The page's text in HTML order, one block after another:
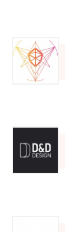
MR.DOORS
NATUZZI
RENDE.